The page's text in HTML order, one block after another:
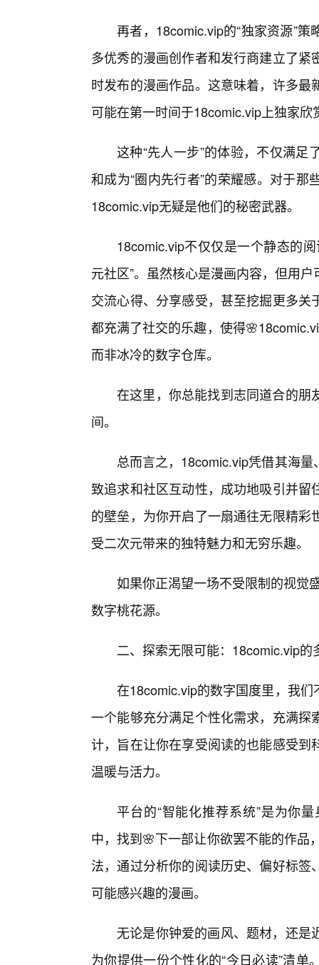
再者，18comic.vip的“独家资源”
多优秀的漫画创作者和发行商建立了
时发布的漫画作品。这意味着，许多
可能在第一时间于18comic.vip上独家欣
这种“先人一步”的体验，不仅满
和成为“圈内先行者”的荣耀感。对于
18comic.vip无疑是他们的秘密武器。
18comic.vip不仅仅是一个静态的
元社区”。虽然核心是漫画内容，但用
交流心得、分享感受，甚至挖掘更多
都充满了社交的乐趣，使得
而非冰冷的数字仓库。
在这里，你总能找到志同道合的朋
间。
总而言之，18comic.vip凭借其海
致追求和社区互动性，成功地吸引并
的壁垒，为你开启了一扇通往无限精
受二次元带来的独特魅力和无穷乐趣。
如果你正渴望一场不受限制的视觉
数字桃花源。
二、探索无限可能：18comic.vip
在18comic.vip的数字国度里，我
一个能够充分满足个性化需求，充满
计，旨在让你在享受阅读的也能感受
温暖与活力。
平台的“智能化推荐系统”是为你
中，找到🌸下一部让你欲罢不能的作品
法，通过分析你的阅读历史、偏好标
可能感兴趣的漫画。
无论是你钟爱的画风、题材，还
为你提供一份个性化的“今日必读”清